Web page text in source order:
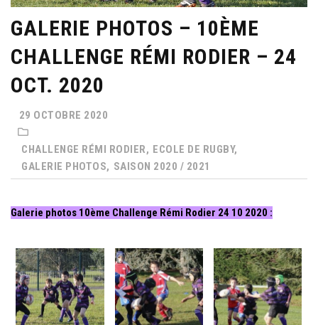
GALERIE PHOTOS – 10ÈME
CHALLENGE RÉMI RODIER – 24
OCT. 2020
29 OCTOBRE 2020
CHALLENGE RÉMI RODIER, ECOLE DE RUGBY,
GALERIE PHOTOS, SAISON 2020 / 2021
Galerie photos 10ème Challenge Rémi Rodier 24 10 2020 :